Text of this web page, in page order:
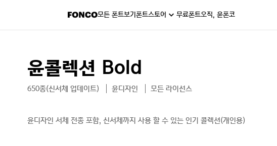
모든 폰트보기폰트스토어 무료폰트오직, 윤폰코
윤콜렉션 Bold
650종(신서체 업데이트) 윤디자인 모든 라이선스
윤디자인 서체 전종 포함, 신서체까지 사용 할 수 있는 인기 콜렉션(개인용)